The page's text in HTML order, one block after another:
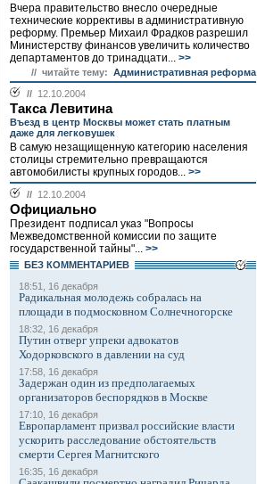
Вчера правительство внесло очередные
технические коррективы в административную
реформу. Премьер Михаил Фрадков разрешил
Министерству финансов увеличить количество
департаментов до тринадцати... >>
// читайте тему: Административная реформа
// 12.10.2004
Такса Левитина
Въезд в центр Москвы может стать платным
даже для легковушек
В самую незащищенную категорию населения
столицы стремительно превращаются
автомобилисты крупных городов... >>
// 12.10.2004
Официально
Президент подписал указ "Вопросы
Межведомственной комиссии по защите
государственной тайны"... >>
БЕЗ КОМMЕНТАРИЕВ
18:51, 16 декабря
Радикальная молодежь собралась на
площади в подмосковном Солнечногорске
18:32, 16 декабря
Путин отверг упреки адвокатов
Ходорковского в давлении на суд
17:58, 16 декабря
Задержан один из предполагаемых
организаторов беспорядков в Москве
17:10, 16 декабря
Европарламент призвал российские власти
ускорить расследование обстоятельств
смерти Сергея Магнитского
16:35, 16 декабря